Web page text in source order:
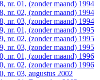
nr. 01, (zonder maand) 1994
nr. 02, (zonder maand) 1994
nr. 03, (zonder maand) 1994
nr. 01, (zonder maand) 1995
nr. 02, (zonder maand) 1995
nr. 03, (zonder maand) 1995
nr. 01, (zonder maand) 1996
nr. 02, (zonder maand) 1996
nr. 03, augustus 2002